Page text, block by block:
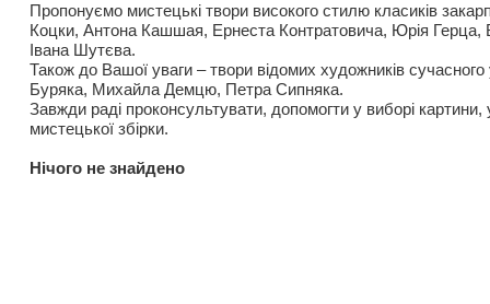
Пропонуємо мистецькі твори високого стилю класиків
Коцки, Антона Кашшая, Ернеста Контратовича, Юрія
Івана Шутєва.
Також до Вашої уваги – твори відомих художників
Буряка, Михайла Демцю, Петра Сипняка.
Завжди раді проконсультувати, допомогти у виборі картини,
мистецької збірки.
Нiчого не знайдено